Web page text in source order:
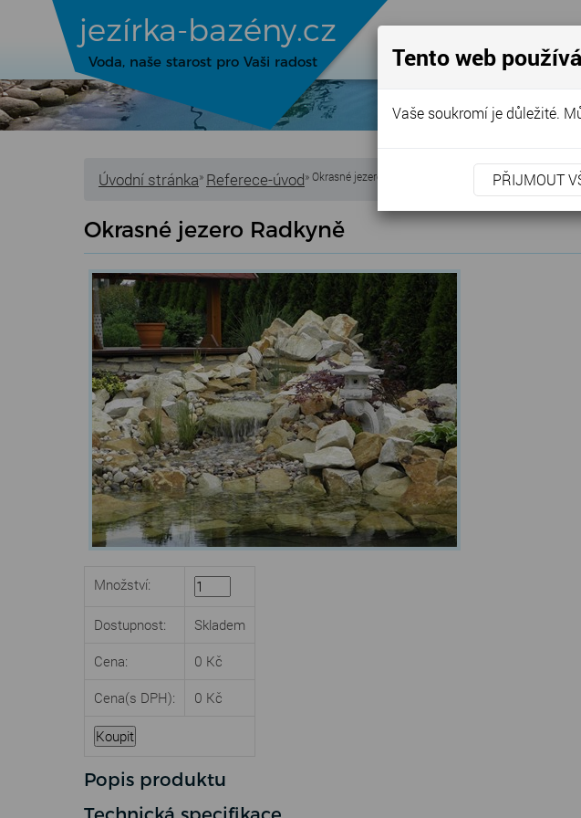
jezírka-bazény.cz
Voda, naše starost pro Vaši radost
Úvodní stránka» Referece-úvod» Okrasné jezero Radkyně
Okrasné jezero Radkyně
Množství:
Dostupnost:
Skladem
Cena:
0 Kč
Cena(s DPH): 0 Kč
Popis produktu
Tento web
Vaše soukromí je důležité.
PŘIJMOUT